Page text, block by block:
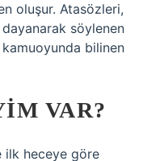
oluşur. Atasözleri,
söylenen
bilinen
VAR?
ilk heceye göre